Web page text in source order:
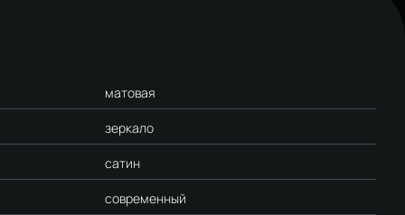
матовая
зеркало
сатин
современный